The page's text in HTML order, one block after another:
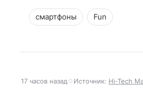
смартфоны Fun
17 часов назад Источник: Hi-Tech